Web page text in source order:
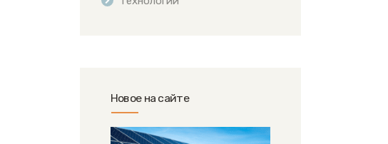
Новое на сайте